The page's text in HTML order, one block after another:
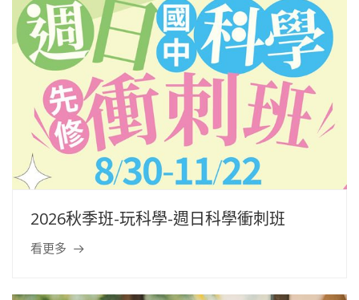
2026秋季班-玩科學-週日科學衝刺班
看更多